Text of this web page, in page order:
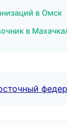
в Омск
в